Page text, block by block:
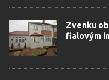
Zvenku
fialovým